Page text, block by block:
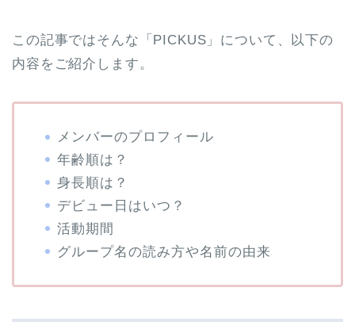
この記事ではそんな「PICKUS」について、以下の
内容をご紹介します。
メンバーのプロフィール
年齢順は？
身長順は？
デビュー日はいつ？
活動期間
グループ名の読み方や名前の由来